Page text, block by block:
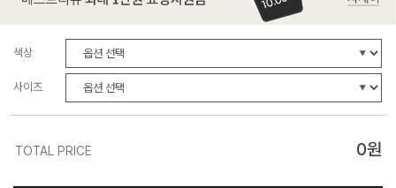
색상
사이즈
TOTAL PRICE 0원